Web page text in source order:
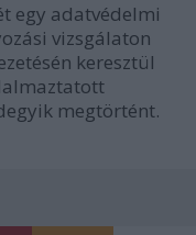
egy adatvédelmi
vizsgálaton
keresztül
megtörtént.